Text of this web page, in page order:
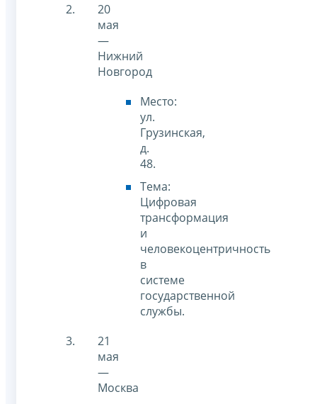
20
мая
—
Нижний
Новгород
Место:
ул.
Грузинская,
д.
48.
Тема:
Цифровая
трансформация
и
человекоцентричность
в
системе
государственной
службы.
21
мая
—
Москва